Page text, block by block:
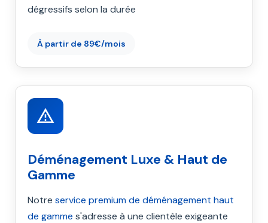
dégressifs selon la durée
À partir de 89€/mois
Déménagement Luxe & Haut de
Gamme
Notre service premium de déménagement haut
de gamme s'adresse à une clientèle exigeante